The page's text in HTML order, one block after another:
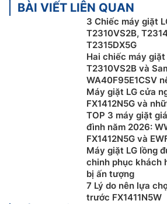
BÀI VIẾT LIÊN QUAN
3 Chiếc máy giặt
T2310VS2B,
T2315DX5G
Hai chiếc máy
T2310VS2B và
WA40F95E1CSV
Máy giặt LG cửa
FX1412N5G và
TOP 3 máy giặt
đình năm 2026:
FX1412N5G và
Máy giặt LG lồng
chinh phục khách
bị ấn tượng
7 Lý do nên lựa
trước FX1411N5W